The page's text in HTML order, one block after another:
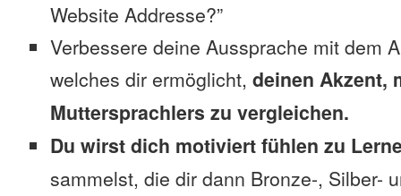
Website Addresse?”
Verbessere deine Aussprache mit dem
welches dir ermöglicht, deinen Akzent,
Muttersprachlers zu vergleichen.
Du wirst dich motiviert fühlen zu
sammelst, die dir dann Bronze-, Silber-